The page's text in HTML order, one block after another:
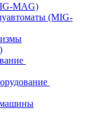
MAG)
(MIG-
машины